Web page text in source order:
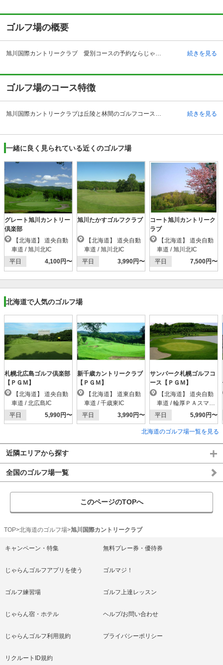
ゴルフ場の概要
旭川国際カントリークラブ 愛別コースの予約ならじゃらんゴルフ。カートの有無や利用税、キャンセル料、ナイター設備、駐車場などのコース情報はもちろん、口コミ、フォトギャラリーなどコースの難易度や攻略に役立つ情報充実、予約する度にポイントが貯まるのでお得にゴルフをお楽しみ頂けます。 旭川国際カントリークラブは、大雪山国立公園までの旭川と層雲峡を結んでいる国道のちょうど中間にあるゴルフ場です。アクセス方法は、電車を利用する場合にはJR石北本線に乗り愛別駅で降ります。そこからはタクシーで約10分程度で到着します。また自動車の場合には、道央自動車道の旭川北インターチェンジで降りて、そこから県道を下ります。到着時間としてはインターチェンジから約20分です。施設としてはクラブハウス内にレストランや大浴場があります。レストランでは朝食の準備もあるため、早朝からのプレーでも安心して食事をすることができます。その他には売店やゴルフグッズのショップもあるので、もし何かを忘れてしまったという場合でも安心です。 続きを見る
ゴルフ場のコース特徴
旭川国際カントリークラブは丘陵と林間のゴルフコースです。起伏はあまりなく、ゆるやかな線上に各ホールがあります。そのためのびのびとプレーをすることができます。またフェアウェイの幅も広いので、北海道ならではのダイナミックさを感じることができます。INコースとOUTコースの全部で18ホールなのですが、どのホールも樹木でセパレートされています。それはゴルフ場の設計者である安田幸吉氏がテクニックを使って、レイアウトを作り上げているからです。OUTコースではグリーンは大きいのですが、アンジュレーションはあまりありません。INコースの方はカラマツが多く植えられています。とくに10番ホールでは豪快な打ち下ろしを求められるので、技術を磨くこともできるようになっています。 続きを見る
一緒に良く見られている近くのゴルフ場
グレート旭川カントリー
倶楽部
車道 / 旭川北IC
平日
4,100円〜
旭川たかすゴルフクラブ
車道 / 旭川北IC
平日
3,990円〜
コート旭川カントリーク
ラブ
車道 / 旭川北IC
平日
7,500円〜
北海道で人気のゴルフ場
札幌北広島ゴルフ倶楽部
【ＰＧＭ】
車道 / 北広島IC
平日
5,990円〜
新千歳カントリークラブ
【ＰＧＭ】
車道 / 千歳東IC
平日
3,990円〜
サンパーク札幌ゴルフコ
ース【ＰＧＭ】
車道 / 輪厚ＰＡスマー
トIC
平日 5,990円〜
北海道のゴルフ場一覧を見る
近隣エリアから探す
全国のゴルフ場一覧
このページのTOPへ
TOP 北海道のゴルフ場 旭川国際カントリークラブ
キャンペーン・特集 無料プレー券・優待券
じゃらんゴルフアプリを使う ゴルマジ！
ゴルフ練習場 ゴルフ上達レッスン
じゃらん宿・ホテル ヘルプ/お問い合わせ
じゃらんゴルフ利用規約 プライバシーポリシー
リクルートID規約